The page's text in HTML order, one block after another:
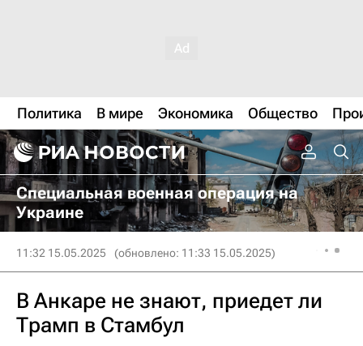
Политика В мире Экономика Общество
Специальная военная операция на
Украине
11:32 15.05.2025 (обновлено: 11:33 15.05.2025)
В Анкаре не знают, приедет ли
Трамп в Стамбул